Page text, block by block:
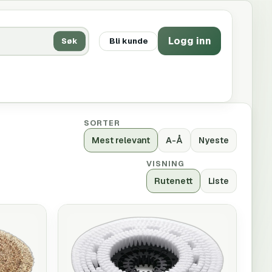
Søk Bli kunde Logg inn
SORTER
Mest relevant A-Å Nyeste
VISNING
Rutenett Liste